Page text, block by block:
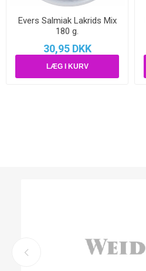
Evers Salmiak Lakrids Mix
180 g.
30,95 DKK